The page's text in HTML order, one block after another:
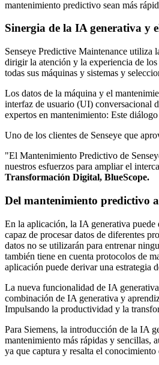
mantenimiento predictivo sean más
Sinergia de la IA generativa y
Senseye Predictive Maintenance utiliza
dirigir la atención y la experiencia de los
todas sus máquinas y sistemas y
Los datos de la máquina y el
interfaz de usuario (UI) conversacional
expertos en mantenimiento: Este
Uno de los clientes de Senseye que
"El Mantenimiento Predictivo de
nuestros esfuerzos para ampliar el
Transformación Digital, BlueScope.
Del mantenimiento predictivo
En la aplicación, la IA generativa puede
capaz de procesar datos de diferentes
datos no se utilizarán para entrenar
también tiene en cuenta protocolos de
aplicación puede derivar una estrategia
La nueva funcionalidad de IA
combinación de IA generativa y
Impulsando la productividad y la
Para Siemens, la introducción de la IA
mantenimiento más rápidas y sencillas,
ya que captura y resalta el